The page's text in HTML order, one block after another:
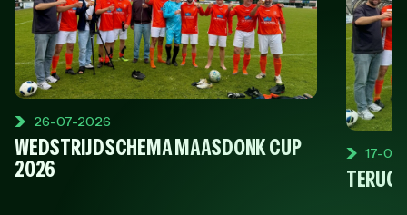
WEDSTRIJDSCHEMA MAASDONK CUP
2026
26-07-2026
17-